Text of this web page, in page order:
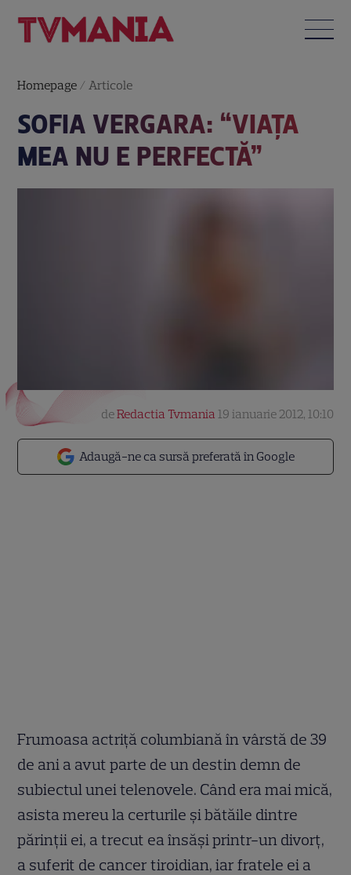
Homepage / Articole
SOFIA VERGARA: “VIAŢA
MEA NU E PERFECTĂ”
Adaugă-ne ca sursă preferată în Google
deRedactia Tvmania 19 ianuarie 2012, 10:10
Frumoasa actriţă columbiană în vârstă de 39
de ani a avut parte de un destin demn de
subiectul unei telenovele. Când era mai mică,
asista mereu la certurile şi bătăile dintre
părinţii ei, a trecut ea însăşi printr-un divorţ,
a suferit de cancer tiroidian, iar fratele ei a